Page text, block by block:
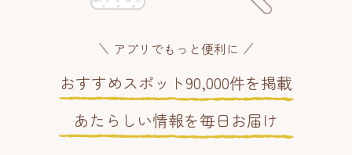
アプリでもっと便利に
おすすめスポット90,000件を掲載
あたらしい情報を毎日お届け